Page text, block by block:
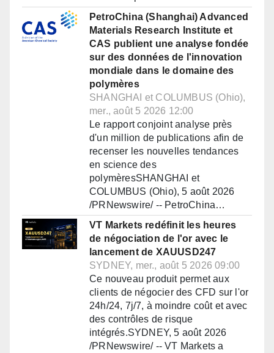
PetroChina (Shanghai) Advanced
Materials Research Institute et
CAS publient une analyse fondée
sur des données de l'innovation
mondiale dans le domaine des
polymères
SHANGHAI et COLUMBUS (Ohio),
mer., août 5 2026 12:00
Le rapport conjoint analyse près
d'un million de publications afin de
recenser les nouvelles tendances
en science des
polymèresSHANGHAI et
COLUMBUS (Ohio), 5 août 2026
/PRNewswire/ -- PetroChina…
VT Markets redéfinit les heures
de négociation de l'or avec le
lancement de XAUUSD247
SYDNEY, mer., août 5 2026 09:00
Ce nouveau produit permet aux
clients de négocier des CFD sur l'or
24h/24, 7j/7, à moindre coût et avec
des contrôles de risque
intégrés.SYDNEY, 5 août 2026
/PRNewswire/ -- VT Markets a